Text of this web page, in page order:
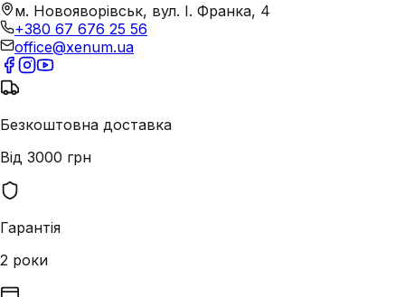
м. Новояворівськ, вул. І. Франка, 4
+380 67 676 25 56
office@xenum.ua
Безкоштовна доставка
Від 3000 грн
Гарантія
2 роки